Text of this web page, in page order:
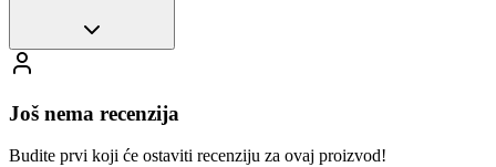
Još nema recenzija
Budite prvi koji će ostaviti recenziju za ovaj proizvod!